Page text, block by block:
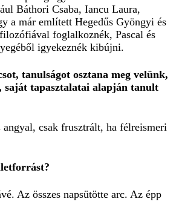
Báthori Csaba, Iancu Laura,
a már említett Hegedűs Gyöngyi és
foglalkoznék, Pascal és
igyekeznék kibújni.
tanulságot osztana meg velünk,
saját tapasztalatai alapján tanult
csak frusztrált, ha félreismeri
Az összes napsütötte arc. Az épp